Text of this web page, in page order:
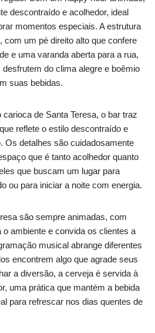
descontraído e acolhedor, ideal
momentos especiais. A estrutura
com um pé direito alto que confere
e uma varanda aberta para a rua,
do clima alegre e boêmio
suas bebidas.
de Santa Teresa, o bar traz
reflete o estilo descontraído e
Os detalhes são cuidadosamente
que é tanto acolhedor quanto
que buscam um lugar para
ou para iniciar a noite com energia.
são sempre animadas, com
ambiente e convida os clientes a
musical abrange diferentes
encontrem algo que agrade seus
a diversão, a cerveja é servida à
uma prática que mantém a bebida
para refrescar nos dias quentes de